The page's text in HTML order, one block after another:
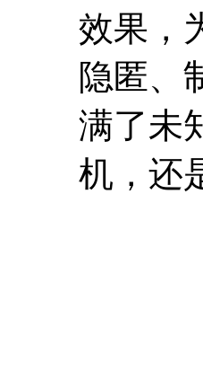
效果，
隐匿、
满了未
机，还